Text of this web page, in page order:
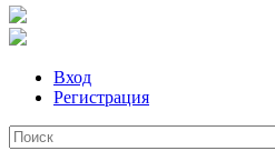
Вход
Регистрация